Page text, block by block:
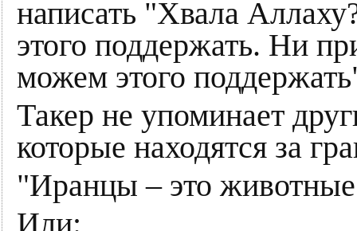
написать "Хвала
этого поддержать. Ни
можем этого
Такер не упоминает
которые находятся за
"Иранцы – это
Или: